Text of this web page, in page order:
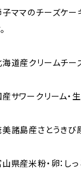
子ママのチーズケー
道産クリームチー
産サワークリーム・
諸島産さとうきび
山県産米粉・卵：し